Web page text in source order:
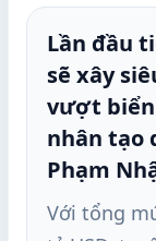
Lần đầu
sẽ xây
vượt biển
nhân tạo
Phạm
Với tổng